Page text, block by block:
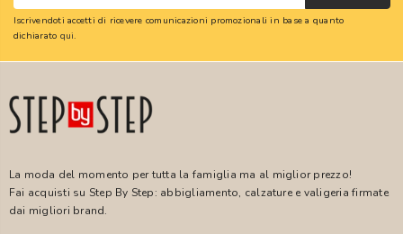
Iscrivendoti accetti di ricevere comunicazioni promozionali in base a quanto
dichiarato qui.
La moda del momento per tutta la famiglia ma al miglior prezzo!
Fai acquisti su Step By Step: abbigliamento, calzature e valigeria firmate
dai migliori brand.